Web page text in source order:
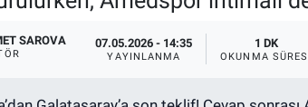
SAROVA 07.05.2026 - 14:35
YAYINLANMA
1 DK
OKUNMA